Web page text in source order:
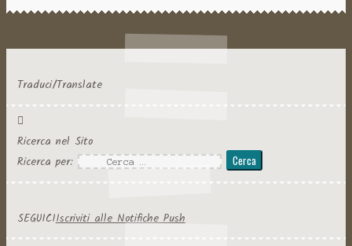
Traduci/Translate
Ricerca nel Sito
Ricerca per:
SEGUICIIscriviti alle Notifiche Push